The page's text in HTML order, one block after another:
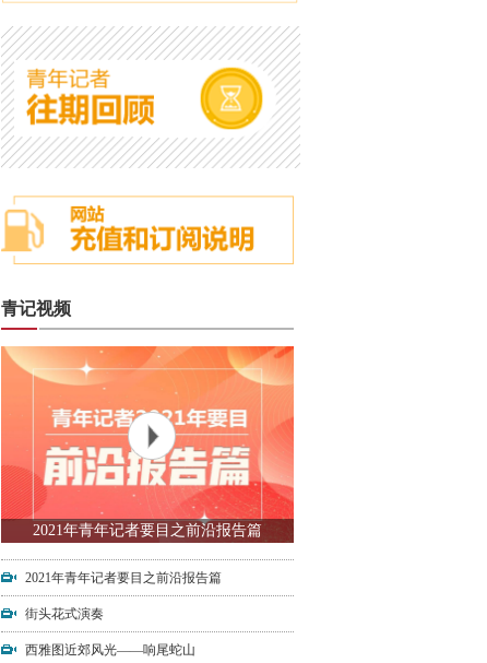
青记视频
2021年青年记者要目之前沿报告篇
2021年青年记者要目之前沿报告篇
街头花式演奏
西雅图近郊风光——响尾蛇山